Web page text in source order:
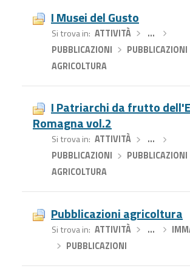
I Musei del Gusto
Si trova in ATTIVITÀ› …
PUBBLICAZIONI
PUBBLICAZIONI
AGRICOLTURA
I Patriarchi da frutto
Romagna vol.2
Si trova in ATTIVITÀ› …
PUBBLICAZIONI
PUBBLICAZIONI
AGRICOLTURA
Pubblicazioni agricoltura
Si trova in ATTIVITÀ› …
PUBBLICAZIONI